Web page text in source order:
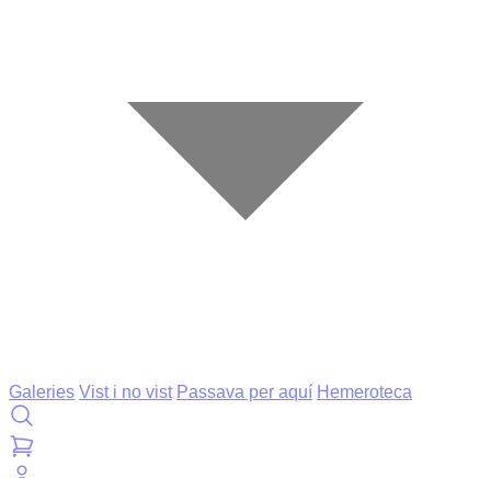
Galeries Vist i no vist Passava per aquí Hemeroteca